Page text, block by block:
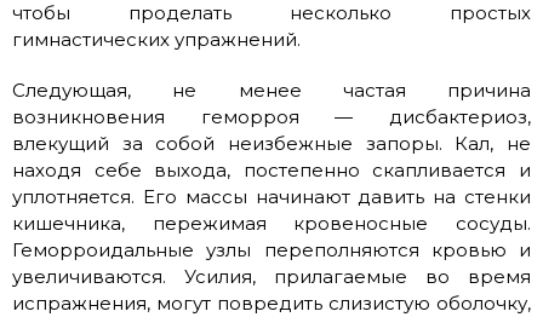
чтобы проделать несколько простых
гимнастических упражнений.
Следующая, не менее частая причина
возникновения геморроя — дисбактериоз,
влекущий за собой неизбежные запоры. Кал, не
находя себе выхода, постепенно скапливается и
уплотняется. Его массы начинают давить на стенки
кишечника, пережимая кровеносные сосуды.
Геморроидальные узлы переполняются кровью и
увеличиваются. Усилия, прилагаемые во время
испражнения, могут повредить слизистую оболочку,